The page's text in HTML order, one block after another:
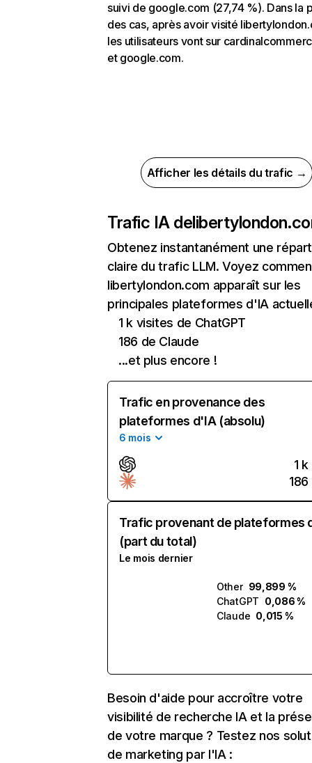
suivi de google.com (27,74 %). Dans la
des cas, après avoir visité
les utilisateurs vont sur
et google.com.
Afficher les détails du trafic →
Trafic IA de
Obtenez instantanément une
claire du trafic LLM. Voyez
libertylondon.com apparaît sur les
principales plateformes d'IA
1 k visites de ChatGPT
186 de Claude
...et plus encore !
Trafic en provenance des
plateformes d'IA (absolu)
6 mois
1 k
186
Trafic provenant de plateformes
(part du total)
Le mois dernier
Other 99,899 %
ChatGPT 0,086 %
Claude 0,015 %
Besoin d'aide pour accroître votre
visibilité de recherche IA et la
de votre marque ? Testez nos
de marketing par l'IA :